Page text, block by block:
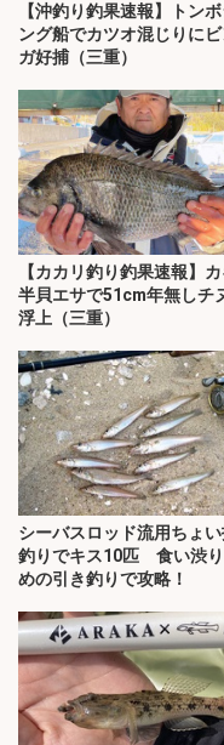
【沖釣り釣果速報】トン
ング船でカツオ混じりに
ガ好捕（三重）
【カカリ釣り釣果速報】
半貝エサで51cm年無しチ
浮上（三重）
シーバスロッド流用ちょ
釣りでキス10匹 食い渋
めの引き釣りで攻略！